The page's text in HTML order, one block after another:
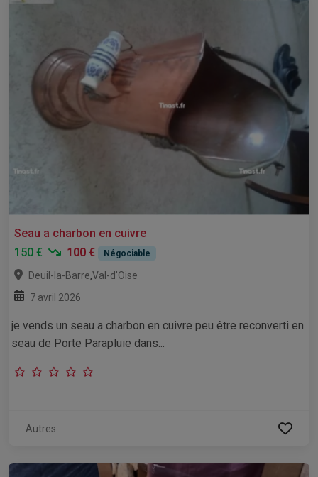
Seau a charbon en cuivre
150 €
100 € Négociable
Deuil-la-Barre,Val-d'Oise
7 avril 2026
je vends un seau a charbon en cuivre peu être reconverti en
seau de Porte Parapluie dans...
Autres